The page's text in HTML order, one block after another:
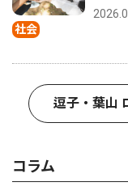
社会
逗子・葉山
コラム